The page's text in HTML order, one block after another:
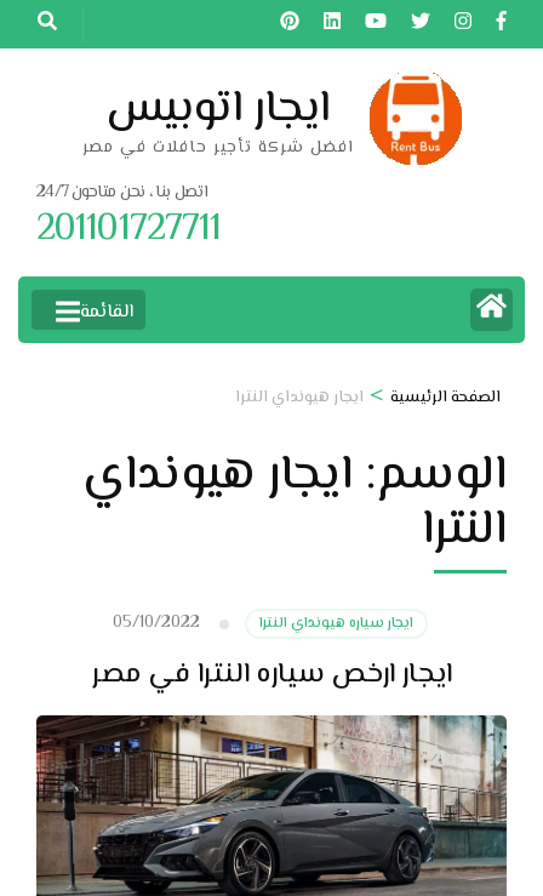
تخطى
إلى
ايجار اتوبيس
افضل شركة تأجير حافلات في مصر
اتصل بنا ، نحن متاحون 24/7
201101727711
القائمة
الصفحة الرئيسية > ايجار هيونداي النترا
الوسم: ايجار هيونداي
النترا
ايجار سياره هيونداي النترا 05/10/2022
ايجار ارخص سياره النترا في مصر